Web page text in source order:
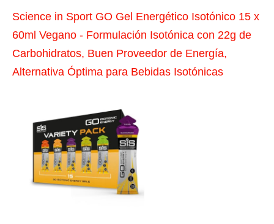
Science in Sport GO Gel Energético Isotónico 15 x
60ml Vegano - Formulación Isotónica con 22g de
Carbohidratos, Buen Proveedor de Energía,
Alternativa Óptima para Bebidas Isotónicas